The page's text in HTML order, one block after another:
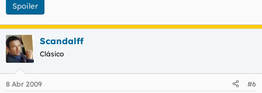
Spoiler
Scandalff
Clásico
8 Abr 2009 #6